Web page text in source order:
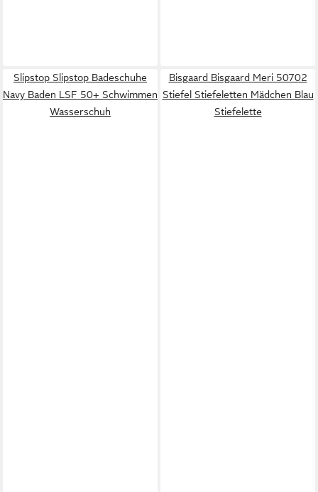
Slipstop Slipstop Badeschuhe
Navy Baden LSF 50+ Schwimmen
Wasserschuh
Bisgaard Bisgaard Meri 50702
Stiefel Stiefeletten Mädchen Blau
Stiefelette